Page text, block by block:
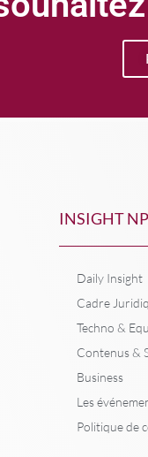
INSIGHT
Daily Insight
Cadre
Techno &
Contenus &
Business
Les
Politique de